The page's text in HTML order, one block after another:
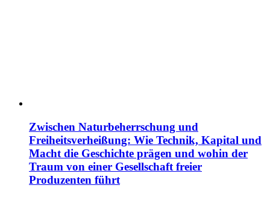
Zwischen Naturbeherrschung und
Freiheitsverheißung: Wie Technik, Kapital und
Macht die Geschichte prägen und wohin der
Traum von einer Gesellschaft freier
Produzenten führt